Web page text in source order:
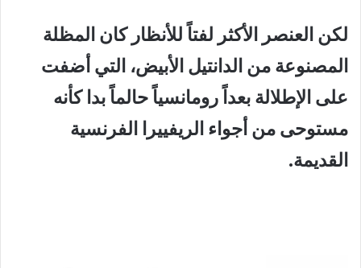
لكن العنصر الأكثر لفتاً للأنظار كان المظلة
المصنوعة من الدانتيل الأبيض، التي أضفت
على الإطلالة بعداً رومانسياً حالماً بدا كأنه
مستوحى من أجواء الريفييرا الفرنسية
القديمة.